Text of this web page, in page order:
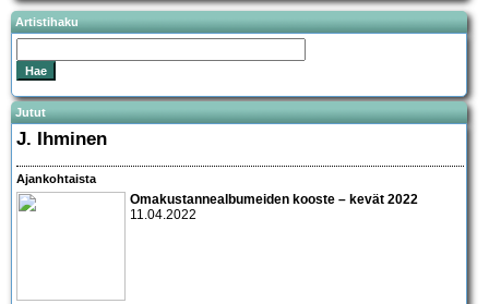
Artistihaku
Jutut
J. Ihminen
Ajankohtaista
Omakustannealbumeiden kooste – kevät 2022
11.04.2022